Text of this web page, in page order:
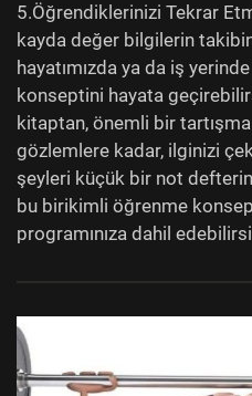
5.Öğrendiklerinizi Tekrar
kayda değer bilgilerin
hayatımızda ya da iş
konseptini hayata
kitaptan, önemli bir tartışma
gözlemlere kadar, ilginizi
şeyleri küçük bir not
bu birikimli öğrenme
programınıza dahil